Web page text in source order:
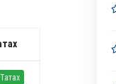
Татах